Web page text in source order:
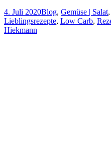
4. Juli 2020Blog, Gemüse | Salat,
Lieblingsrezepte, Low Carb,
Hiekmann